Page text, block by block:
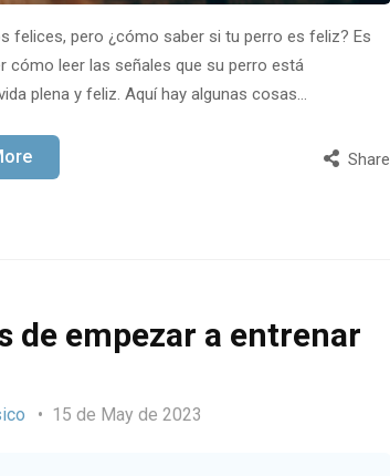
felices, pero ¿cómo saber si tu perro es feliz? Es
cómo leer las señales que su perro está
plena y feliz. Aquí hay algunas cosas…
Share
de empezar a entrenar
15 de May de 2023